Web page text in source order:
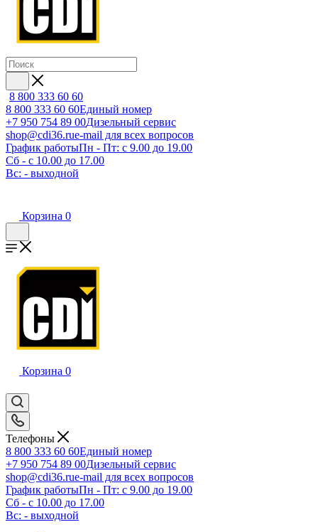
8 800 333 60 60
8 800 333 60 60Единый номер
+7 950 754 89 00Дизельный сервис
shop@cdi36.rue-mail для всех вопросов
График работыПн - Пт: с 9.00 до 19.00
Сб - с 10.00 до 17.00
Вс: - выходной
Корзина 0
Корзина 0
Телефоны
8 800 333 60 60Единый номер
+7 950 754 89 00Дизельный сервис
shop@cdi36.rue-mail для всех вопросов
График работыПн - Пт: с 9.00 до 19.00
Сб - с 10.00 до 17.00
Вс: - выходной